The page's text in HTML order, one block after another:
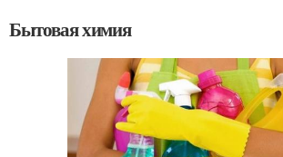
Бытовая химия